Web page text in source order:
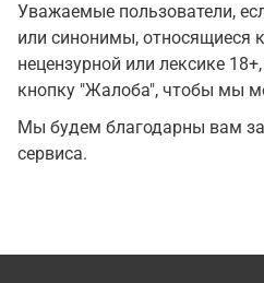
Уважаемые пользователи,
или синонимы, относящиеся
нецензурной или лексике
кнопку "Жалоба", чтобы мы
Мы будем благодарны вам
сервиса.